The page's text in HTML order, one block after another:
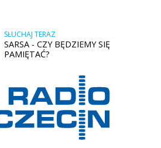
SŁUCHAJ TERAZ
SARSA - CZY BĘDZIEMY SIĘ
PAMIĘTAĆ?